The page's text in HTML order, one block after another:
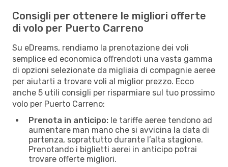
Consigli per ottenere le migliori offerte
di volo per Puerto Carreno
Su eDreams, rendiamo la prenotazione dei voli
semplice ed economica offrendoti una vasta gamma
di opzioni selezionate da migliaia di compagnie aeree
per aiutarti a trovare voli al miglior prezzo. Ecco
anche 5 utili consigli per risparmiare sul tuo prossimo
volo per Puerto Carreno:
Prenota in anticipo: le tariffe aeree tendono ad
aumentare man mano che si avvicina la data di
partenza, soprattutto durante l’alta stagione.
Prenotando i biglietti aerei in anticipo potrai
trovare offerte migliori.